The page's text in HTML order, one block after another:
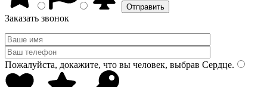
Заказать звонок
Пожалуйста, докажите, что вы человек, выбрав Сердце.